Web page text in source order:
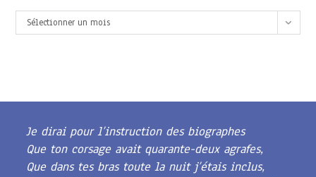
Archives
Sélectionner un mois
Je dirai pour l’instruction des biographes
Que ton corsage avait quarante-deux agrafes,
Que dans tes bras toute la nuit j’étais inclus,